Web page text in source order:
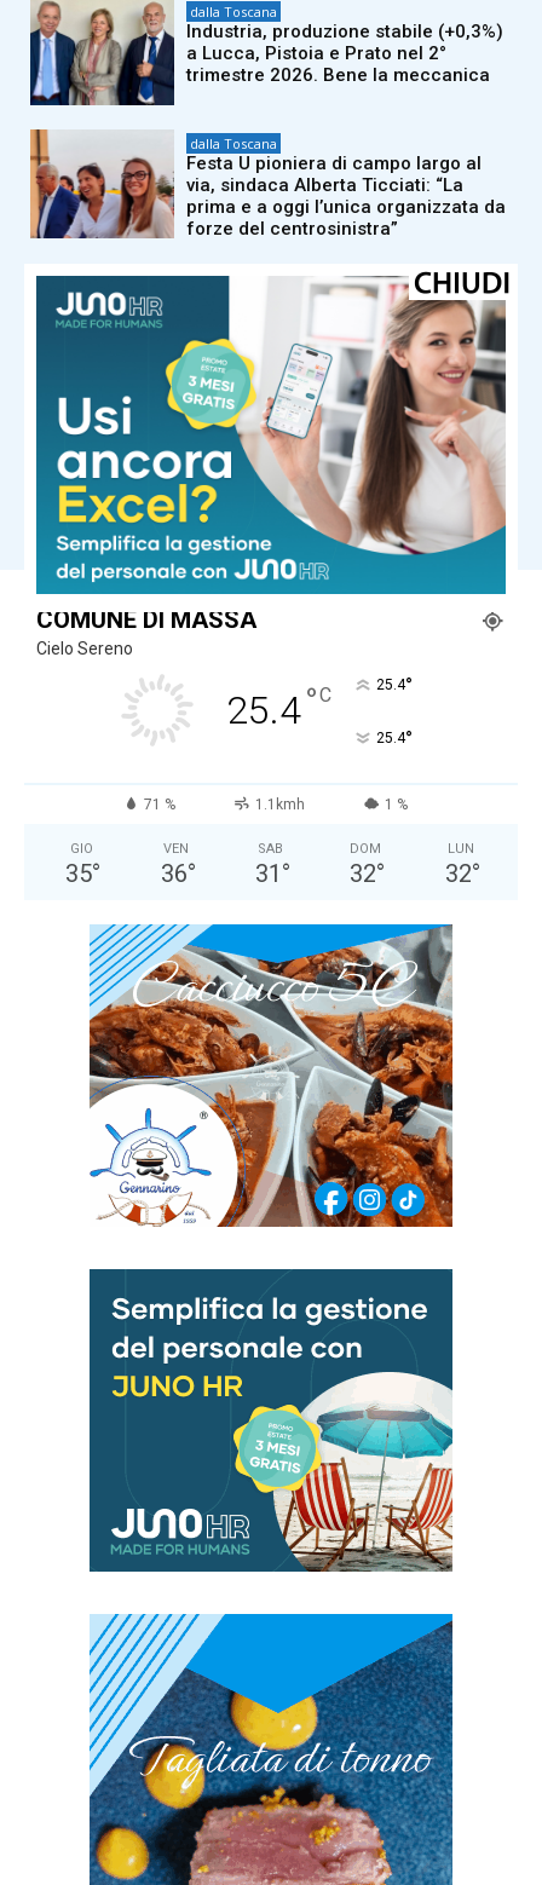
dalla Toscana
Industria, produzione stabile (+0,3%)
a Lucca, Pistoia e Prato nel 2°
trimestre 2026. Bene la meccanica
dalla Toscana
Festa U pioniera di campo largo al
via, sindaca Alberta Ticciati: “La
prima e a oggi l’unica organizzata da
forze del centrosinistra”
Odore di bruciato ma non ci sono
incendi. I vigili del fuoco: “Arriva dalla
Francia in fiamme”
dalla Toscana
Torna ad aumentare la dipendenza
da fumo, la Regione investe in
prevenzione e cura
Carica altri
COMUNE DI MASSA
Cielo Sereno
25.4°C 25.4°
25.4°
71 % 1.1kmh 1 %
GIO
35°
VEN
36°
SAB
31 °
DOM
32°
LUN
32°